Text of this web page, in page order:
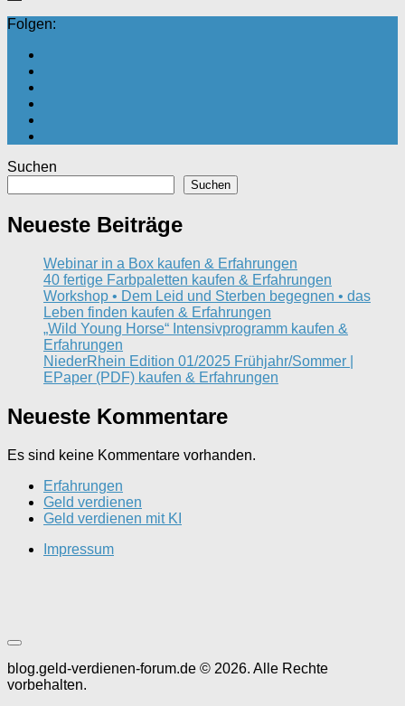
Folgen:
Suchen
Suchen
Neueste Beiträge
Webinar in a Box kaufen & Erfahrungen
40 fertige Farbpaletten kaufen & Erfahrungen
Workshop • Dem Leid und Sterben begegnen • das
Leben finden kaufen & Erfahrungen
„Wild Young Horse“ Intensivprogramm kaufen &
Erfahrungen
NiederRhein Edition 01/2025 Frühjahr/Sommer |
EPaper (PDF) kaufen & Erfahrungen
Neueste Kommentare
Es sind keine Kommentare vorhanden.
Erfahrungen
Geld verdienen
Geld verdienen mit KI
Impressum
blog.geld-verdienen-forum.de © 2026. Alle Rechte
vorbehalten.